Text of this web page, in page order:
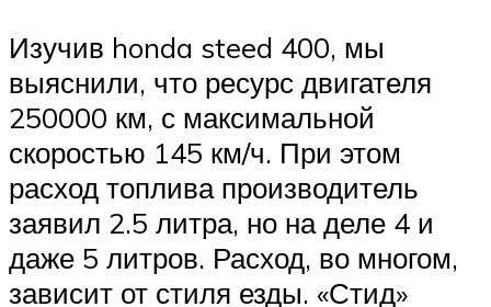
Изучив honda steed 400, мы
выяснили, что ресурс двигателя
250000 км, с максимальной
скоростью 145 км/ч. При этом
расход топлива производитель
заявил 2.5 литра, но на деле 4 и
даже 5 литров. Расход, во многом,
зависит от стиля езды. «Стид»